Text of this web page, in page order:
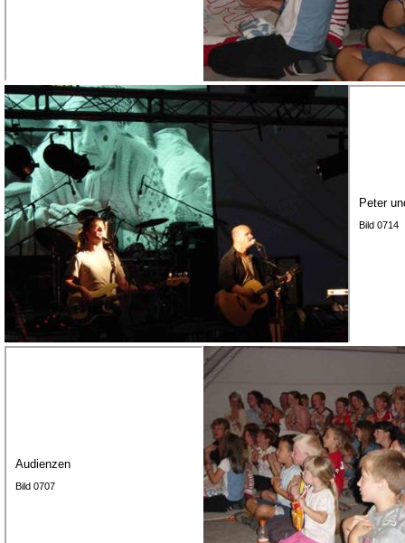
Peter
Bild 0714
Audienzen
Bild 0707